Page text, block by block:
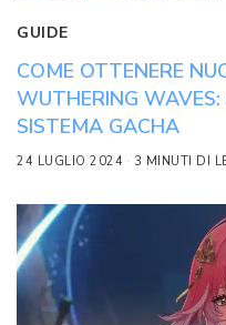
GUIDE
COME OTTENERE
WUTHERING
SISTEMA GACHA
24 LUGLIO 2024 3 MINUTI DI